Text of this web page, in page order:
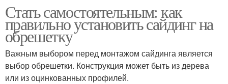
сайдинга
цокольного сайдинга
Сайдинг для обрешетки Сайдинг на обрешетке
Стать самостоятельным: как
правильно установить сайдинг на
обрешетку
Важным выбором перед монтажом сайдинга является
выбор обрешетки. Конструкция может быть из дерева
или из оцинкованных профилей.